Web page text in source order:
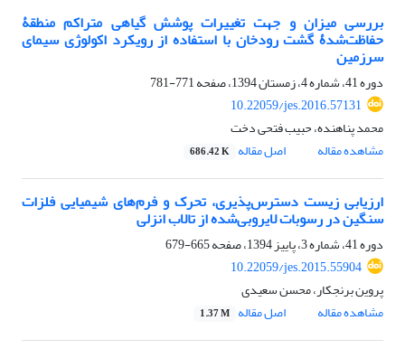
بررسی میزان و جهت تغییرات پوشش گیاهی متراکم منطقۀ
حفاظت‌شدۀ گشت رودخان با استفاده از رویکرد اکولوژی سیمای
سرزمین
دوره 41، شماره 4، زمستان 1394، صفحه
771-781
10.22059/jes.2016.57131
محمد پناهنده، حبیب فتحی دخت
مشاهده مقاله
اصل مقاله 686.42 K
ارزیابی زیست دسترس‌پذیری، تحرک و فرم‌های شیمیایی فلزات
سنگین در رسوبات لایروبی‌شده از تالاب انزلی
دوره 41، شماره 3، پاییز 1394، صفحه
665-679
10.22059/jes.2015.55904
پروین برنجکار، محسن سعیدی
مشاهده مقاله
اصل مقاله 1.37 M